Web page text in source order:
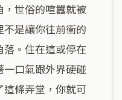
世俗的喧囂就被
是讓你往前衝的
。住在這或停在
口氣跟外界硬碰
條弄堂，你就可